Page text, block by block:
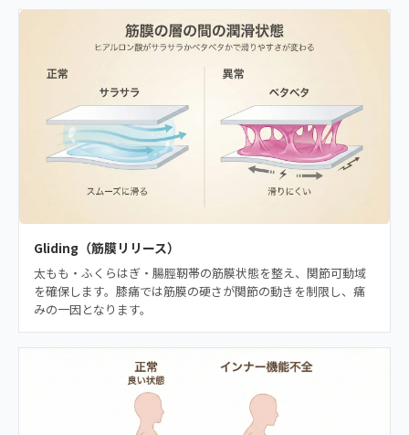
Gliding（筋膜リリース）
太もも・ふくらはぎ・腸脛靭帯の筋膜状態を整え、関節可動域
を確保します。膝痛では筋膜の硬さが関節の動きを制限し、痛
みの一因となります。